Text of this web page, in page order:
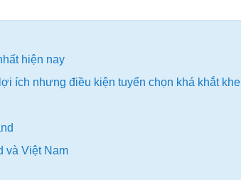
hiện nay
ích nhưng điều kiện tuyển chọn khá khắt khe
và Việt Nam